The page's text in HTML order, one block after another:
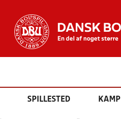
SPILLESTED KAMP